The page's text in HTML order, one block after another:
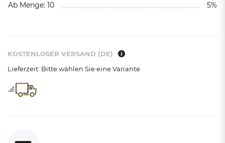
Ab Menge: 10
5%
KOSTENLOSER VERSAND (DE)
Lieferzeit: Bitte wählen Sie eine Variante